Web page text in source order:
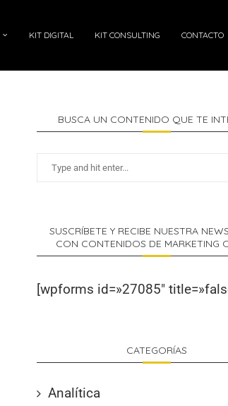
KIT DIGITAL KIT CONSULTING CONTACTO
BUSCA UN CONTENIDO QUE TE
SUSCRÍBETE Y RECIBE NUESTRA
CON CONTENIDOS DE MARKETING
[wpforms id=»27085″
CATEGORÍAS
Analítica